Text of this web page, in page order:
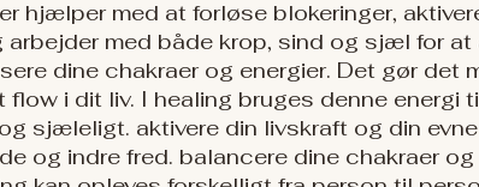
hjælper med at forløse blokeringer,
med både krop, sind og sjæl for at
dine chakraer og energier. Det gør det
i dit liv. I healing bruges denne energi
sjæleligt. aktivere din livskraft og din
og indre fred. balancere dine chakraer og